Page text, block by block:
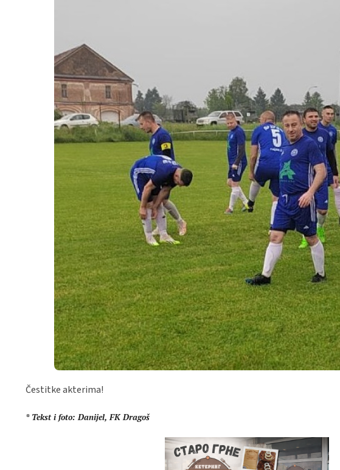
Čestitke akterima!
* Tekst i foto: Danijel, FK Dragoš